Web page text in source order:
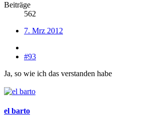
Beiträge
562
7. Mrz 2012
#93
Ja, so wie ich das verstanden habe
el barto